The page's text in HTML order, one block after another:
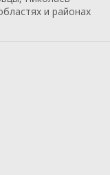
и районах